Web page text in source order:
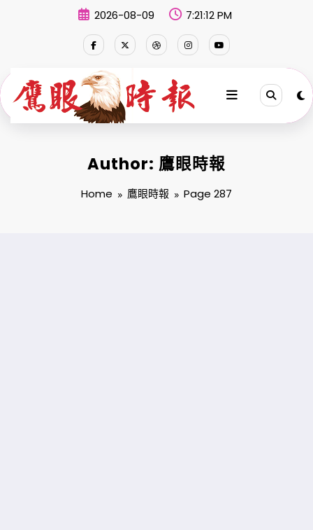
2026-08-09 7:21:13 PM
Author: 鷹眼時報
Home 鷹眼時報 Page 287